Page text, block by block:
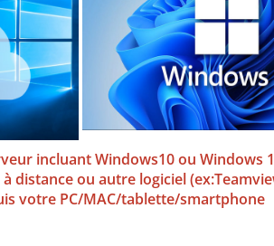
incluant Windows10 ou Windows
distance ou autre logiciel
votre PC/MAC/tablette/smartphone